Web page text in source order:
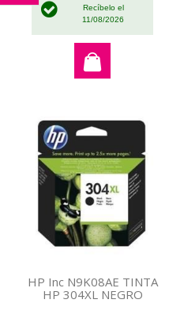
Recíbelo el
11/08/2026
HP Inc N9K08AE TINTA
HP 304XL NEGRO
Comprar